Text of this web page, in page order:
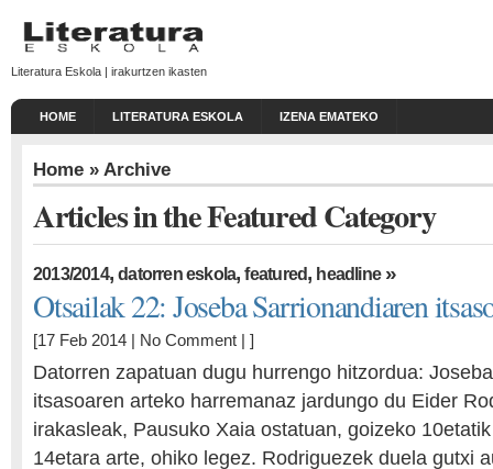
Literatura Eskola | irakurtzen ikasten
HOME LITERATURA ESKOLA IZENA EMATEKO
Home » Archive
Articles in the Featured Category
2013/2014,datorren eskola,featured, headline»
Otsailak 22: Joseba Sarrionandiaren
[17 Feb 2014 | No Comment | ]
Datorren zapatuan dugu hurrengo hitzordua:
itsasoaren arteko harremanaz jardungo du Eider
irakasleak, Pausuko Xaia ostatuan, goizeko
14etara arte, ohiko legez. Rodriguezek duela gutxi